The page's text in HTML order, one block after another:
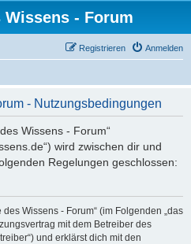
Wissens - Forum
Anmelden
Registrieren
- Nutzungsbedingungen
Wissens - Forum“
wird zwischen dir und
Regelungen geschlossen:
des Wissens - Forum“ (im Folgenden „das
mit dem Betreiber des
und erklärst dich mit den